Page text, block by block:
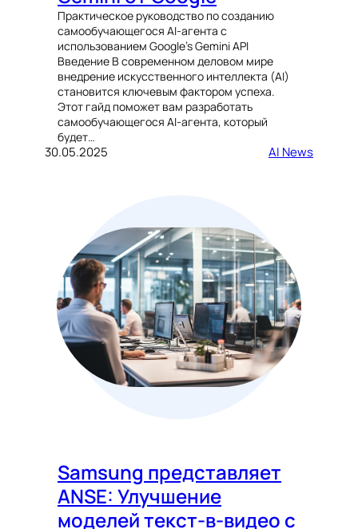
Практическое руководство по созданию
самообучающегося AI-агента с
использованием Google’s Gemini API
Введение В современном деловом мире
внедрение искусственного интеллекта (AI)
становится ключевым фактором успеха.
Этот гайд поможет вам разработать
самообучающегося AI-агента, который
будет…
30.05.2025 AI News
Samsung представляет
ANSE: Улучшение
моделей текст-в-видео с